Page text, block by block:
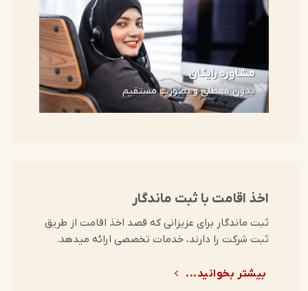
مشاوره رایگان
بدون معطلی و بصورت مستقیم
اخذ اقامت با ثبت ماندگار
ثبت ماندگار برای عزیزانی که قصد اخذ اقامت از طریق
ثبت شرکت را دارند، خدمات تخصصی ارائه میدهد.
بیشتر بخوانید...